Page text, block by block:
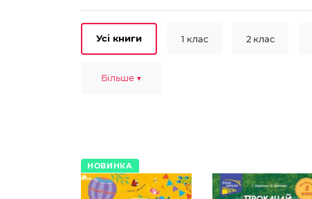
Усі книги 1 клас 2 клас
6-7 років
Більше ▼
НОВИНКА